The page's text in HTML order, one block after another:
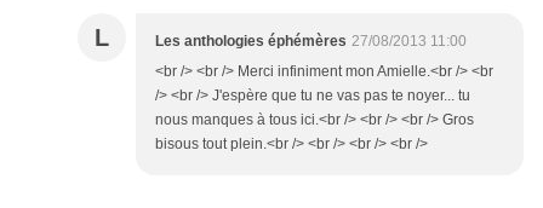
L Les anthologies éphémères 27/08/2013 11:00
<br /> <br /> Merci infiniment mon Amielle.<br /> <br
/> <br /> J'espère que tu ne vas pas te noyer... tu
nous manques à tous ici.<br /> <br /> <br /> Gros
bisous tout plein.<br /> <br /> <br /> <br />